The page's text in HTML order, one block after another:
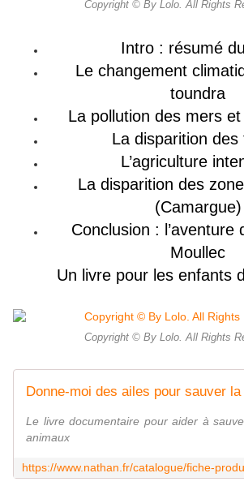
Copyright © By Lolo. All Rights
Intro : résumé
Le changement
toundra
La pollution des mers
La disparition des
L’agriculture
La disparition des
(Camargue)
Conclusion : l’aventure
Moullec
Un livre pour les enfants
Copyright © By Lolo. All Rights
Donne-moi des ailes pour sauver
Le livre documentaire pour aider à
animaux